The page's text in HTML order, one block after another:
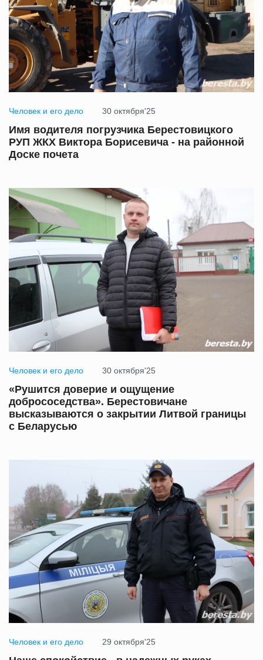
Человек и его дело 30 октября'25
Имя водителя погрузчика Берестовицкого
РУП ЖКХ Виктора Борисевича - на районной
Доске почета
Человек и его дело 30 октября'25
«Рушится доверие и ощущение
добрососедства». Берестовичане
высказываются о закрытии Литвой границы
с Беларусью
Человек и его дело 29 октября'25